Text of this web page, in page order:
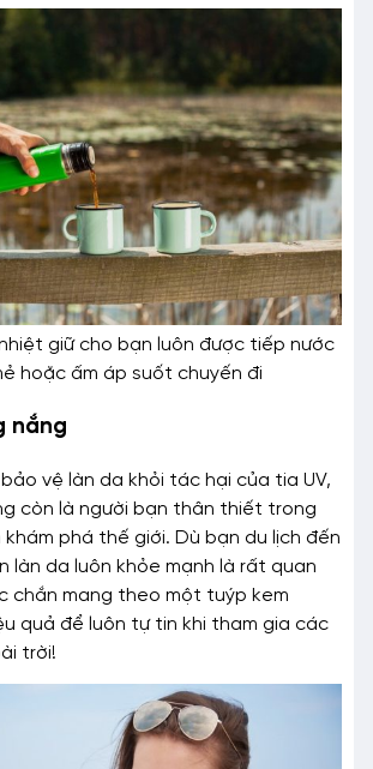
giữ cho bạn luôn được tiếp nước
hoặc ấm áp suốt chuyến đi
nắng
vệ làn da khỏi tác hại của tia UV,
còn là người bạn thân thiết trong
phá thế giới. Dù bạn du lịch đến
làn da luôn khỏe mạnh là rất quan
chắn mang theo một tuýp kem
quả để luôn tự tin khi tham gia các
trời!